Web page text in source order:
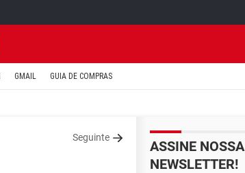
GMAIL GUIA DE COMPRAS
Seguinte
ASSINE NOSSA
NEWSLETTER!